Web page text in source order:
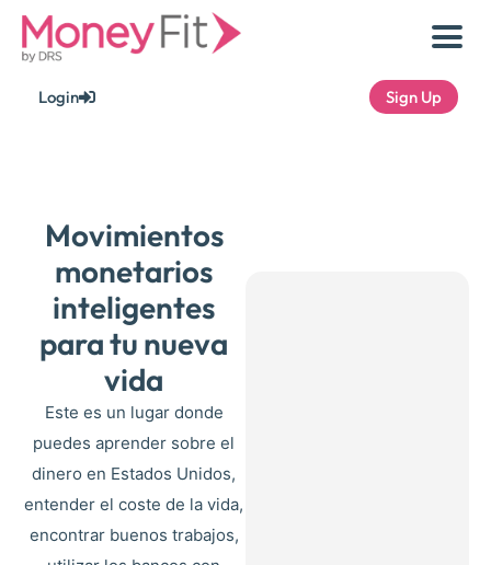
Skip
Login Sign Up
Movimientos
monetarios
inteligentes
para tu nueva
vida
Este es un lugar donde
puedes aprender sobre el
dinero en Estados Unidos,
entender el coste de la vida,
encontrar buenos trabajos,